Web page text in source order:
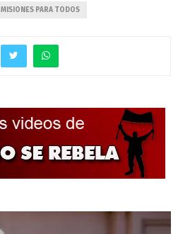
MISIONES PARA TODOS